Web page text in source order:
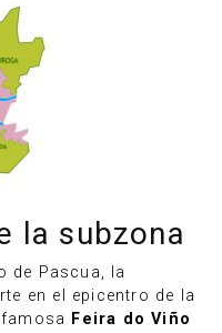
la subzona
de Pascua, la
en el epicentro de la
Feira do Viño